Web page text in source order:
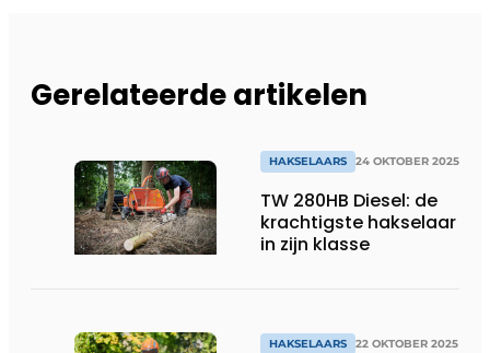
Gerelateerde artikelen
HAKSELAARS 24 OKTOBER 2025
TW 280HB Diesel: de
krachtigste hakselaar
in zijn klasse
HAKSELAARS 22 OKTOBER 2025